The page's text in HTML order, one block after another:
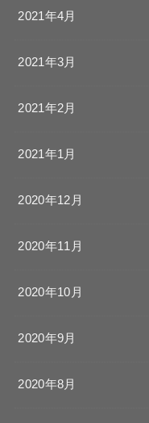
2021年4月
2021年3月
2021年2月
2021年1月
2020年12月
2020年11月
2020年10月
2020年9月
2020年8月